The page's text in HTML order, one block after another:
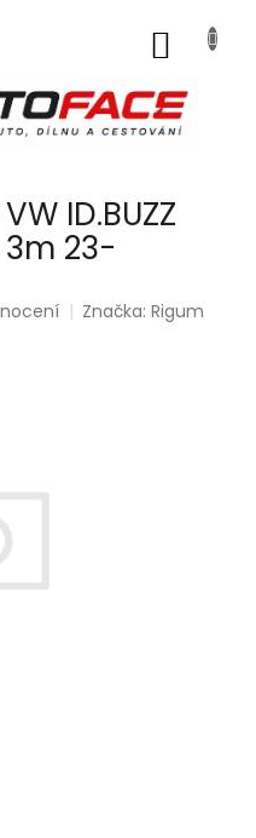
ID.BUZZ
3m 23-
Značka:Rigum